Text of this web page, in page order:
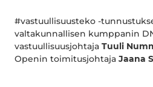
#vastuullisuusteko -
valtakunnallisen kumppanin
vastuullisuusjohtaja Tuuli
Openin toimitusjohtaja Jaana